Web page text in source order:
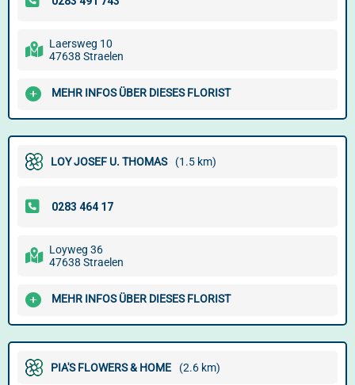
Laersweg 10
47638 Straelen
MEHR INFOS ÜBER DIESES FLORIST
LOY JOSEF U. THOMAS (1.5 km)
Loyweg 36
47638 Straelen
MEHR INFOS ÜBER DIESES FLORIST
PIA'S FLOWERS & HOME (2.6 km)